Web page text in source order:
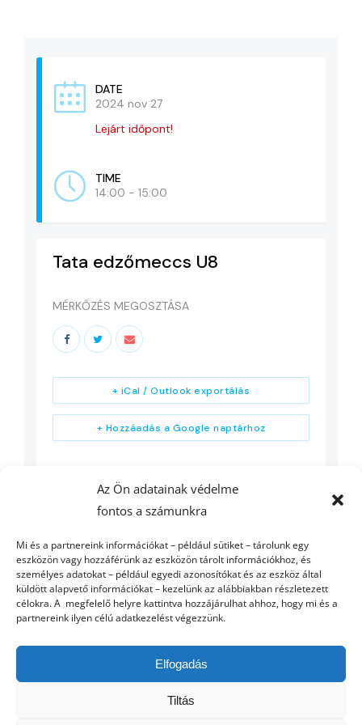
Az Ön adatainak védelme
fontos a számunkra
Mi és a partnereink információkat – például sütiket – tárolunk egy
eszközön vagy hozzáférünk az eszközön tárolt információkhoz, és
személyes adatokat – például egyedi azonosítókat és az eszköz által
küldött alapvető információkat – kezelünk az alábbiakban részletezett
célokra. A megfelelő helyre kattintva hozzájárulhat ahhoz, hogy mi és a
partnereink ilyen célú adatkezelést végezzünk.
Elfogadás
Tiltás
ADATVÉDELEM
DATE
2024 nov 27
Lejárt időpont!
TIME
14:00 - 15:00
Tata edzőmeccs U8
MÉRKŐZÉS MEGOSZTÁSA
+ Hozzáadás a Google naptárhoz
+ iCal / Outlook exportálás